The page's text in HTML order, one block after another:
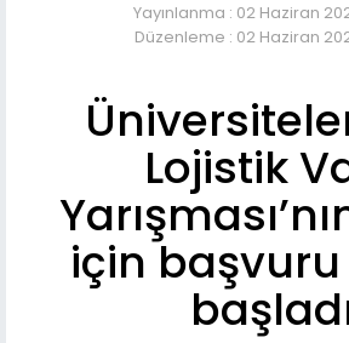
Yayınlanma : 02 Haziran
Düzenleme : 02 Haziran
Lojistik
için